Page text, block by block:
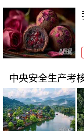
中央安全生产考